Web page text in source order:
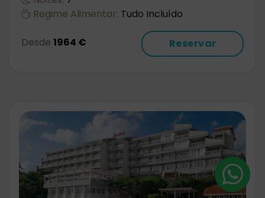
Regime Alimentar: Tudo Incluído
Desde 1964 € Reservar